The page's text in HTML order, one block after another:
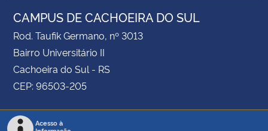
CAMPUS DE CACHOEIRA DO SUL
Rod. Taufik Germano, nº 3013
Bairro Universitário II
Cachoeira do Sul - RS
CEP: 96503-205
Acesso à